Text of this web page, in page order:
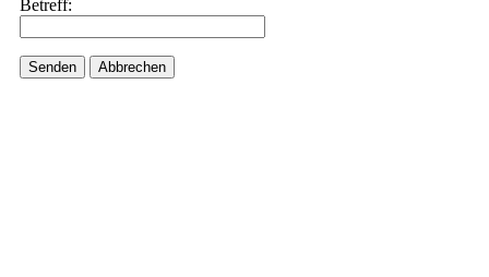
Betreff:
Senden Abbrechen